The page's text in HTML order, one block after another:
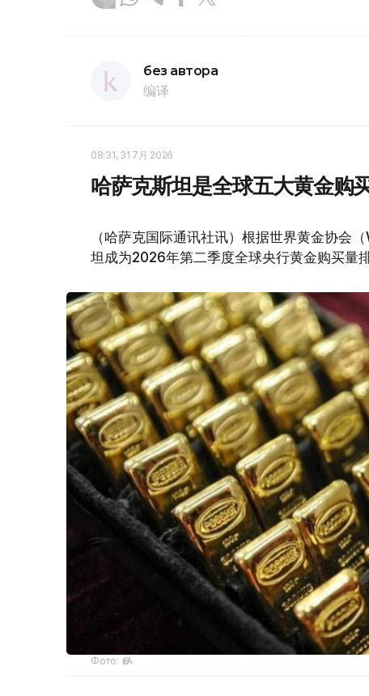
без автора
编译
08:31, 31 7月 2026
哈萨克斯坦是全球五大黄金购
（哈萨克国际通讯社讯）根据世界黄金协
坦成为2026年第二季度全球央行黄金购买量
Фото: ӨзА